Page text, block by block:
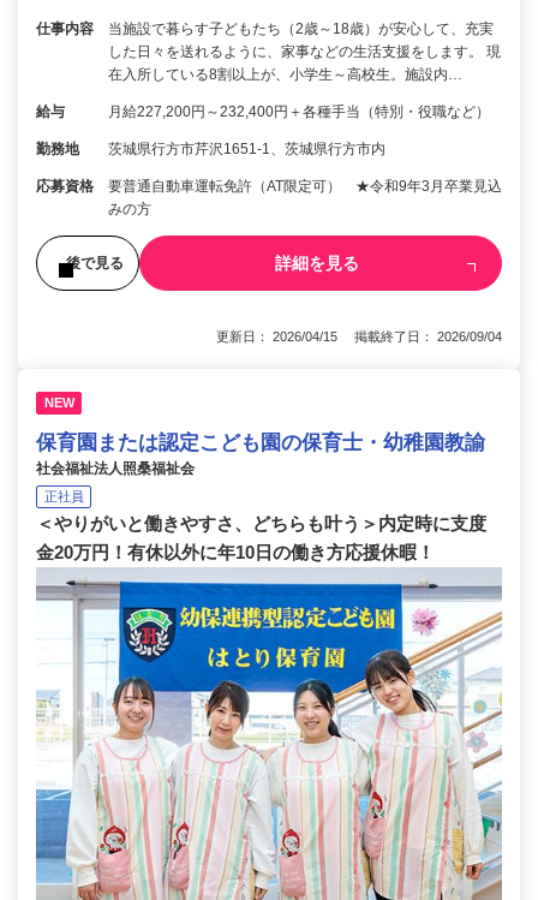
仕事内容
当施設で暮らす子どもたち（2歳～18歳）が安心して、充実
した日々を送れるように、家事などの生活支援をします。 現
在入所している8割以上が、小学生～高校生。施設内…
給与 月給227,200円～232,400円＋各種手当（特別・役職など）
勤務地 茨城県行方市芹沢1651-1、茨城県行方市内
応募資格
要普通自動車運転免許（AT限定可） ★令和9年3月卒業見込
みの方
後で見る 詳細を見る
更新日： 2026/04/15 掲載終了日： 2026/09/04
NEW
保育園または認定こども園の保育士・幼稚園教諭
社会福祉法人照桑福祉会
正社員
＜やりがいと働きやすさ、どちらも叶う＞内定時に支度
金20万円！有休以外に年10日の働き方応援休暇！